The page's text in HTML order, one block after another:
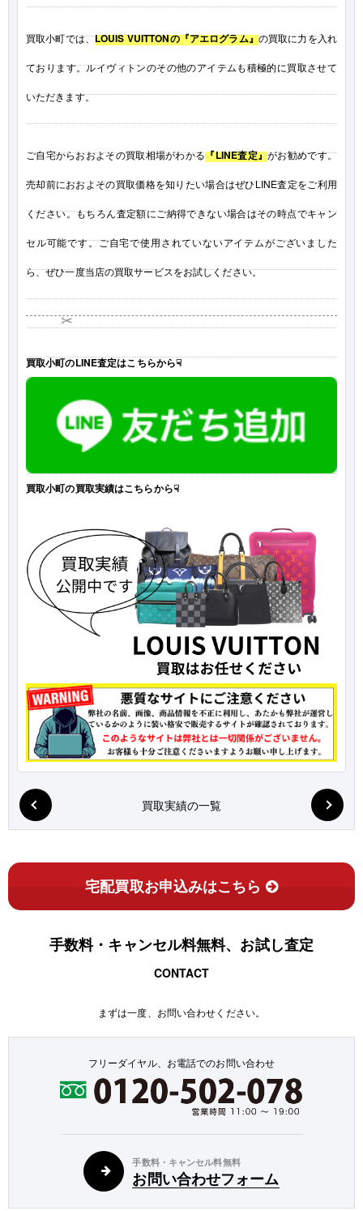
買取小町では、LOUIS VUITTONの『アエログラム』の買取に力を入れ
ております。ルイヴィトンのその他のアイテムも積極的に買取させて
いただきます。
ご自宅からおおよその買取相場がわかる『LINE査定』がお勧めです。
売却前におおよその買取価格を知りたい場合はぜひLINE査定をご利用
ください。もちろん査定額にご納得できない場合はその時点でキャン
セル可能です。ご自宅で使用されていないアイテムがございました
ら、ぜひ一度当店の買取サービスをお試しください。
✂
買取小町のLINE査定はこちらから☟
買取小町の買取実績はこちらから☟
買取実績の一覧
宅配買取お申込みはこちら
手数料・キャンセル料無料、お試し査定
CONTACT
まずは一度、お問い合わせください。
フリーダイヤル、お電話でのお問い合わせ
手数料・キャンセル料無料
お問い合わせフォーム